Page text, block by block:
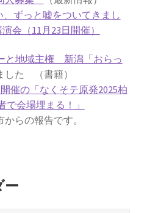
状腺がん
論
発に反対します
原発は大丈夫と言う人々
、ずっと嘘をついてきまし
会（11月23日開催）
と地域主権 新潟「おらっ
た （書籍）
催の「なくそテ原発2025柏
で会場埋まる！」
報告です。
ー